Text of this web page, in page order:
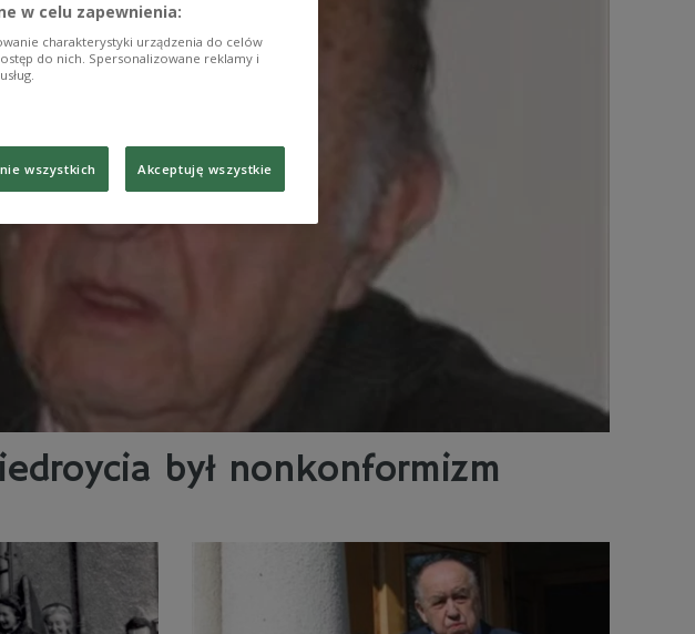
był nonkonformizm
w celu zapewnienia:
charakterystyki urządzenia do celów
do nich. Spersonalizowane reklamy i
wszystkich Akceptuję wszystkie